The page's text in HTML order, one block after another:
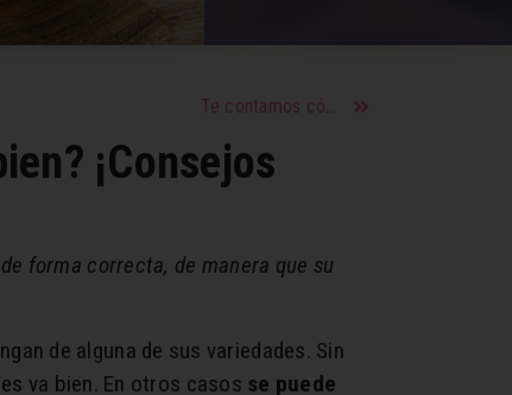
Te contamos cómo cuidarse de los efectos nocivos del sol y aprovechar la vitamina D
¡Consejos
forma correcta, de manera que su
de alguna de sus variedades. Sin
va bien. En otros casos se puede